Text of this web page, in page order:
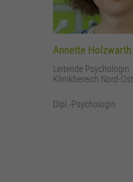
Annette Holzwarth
Leitende Psychologin
Klinikbereich Nord-Ost
Dipl.-Psychologin